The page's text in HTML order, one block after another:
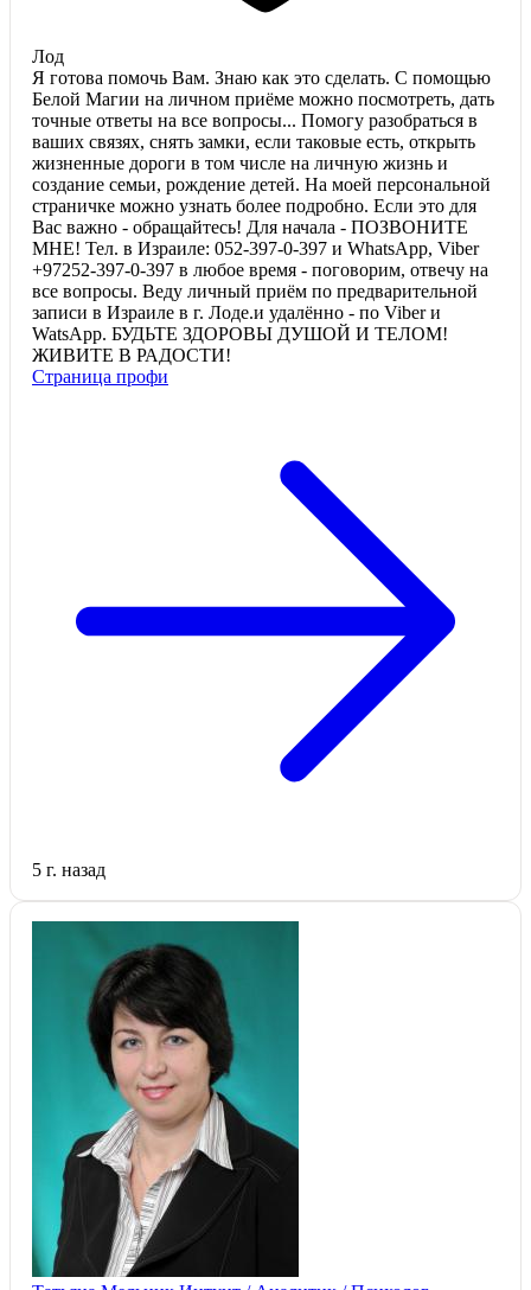
Лод
Я готова помочь Вам. Знаю как это сделать. С помощью
Белой Магии на личном приёме можно посмотреть, дать
точные ответы на все вопросы... Помогу разобраться в
ваших связях, снять замки, если таковые есть, открыть
жизненные дороги в том числе на личную жизнь и
создание семьи, рождение детей. На моей персональной
страничке можно узнать более подробно. Если это для
Вас важно - обращайтесь! Для начала - ПОЗВОНИТЕ
МНЕ! Тел. в Израиле: 052-397-0-397 и WhatsApp, Viber
+97252-397-0-397 в любое время - поговорим, отвечу на
все вопросы. Веду личный приём по предварительной
записи в Израиле в г. Лоде.и удалённо - по Viber и
WatsApp. БУДЬТЕ ЗДОРОВЫ ДУШОЙ И ТЕЛОМ!
ЖИВИТЕ В РАДОСТИ!
Страница профи
5 г. назад